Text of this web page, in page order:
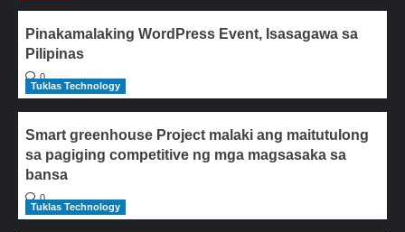
Pinakamalaking WordPress Event, Isasagawa sa
Pilipinas
0
Tuklas Technology
Smart greenhouse Project malaki ang maitutulong
sa pagiging competitive ng mga magsasaka sa
bansa
0
Tuklas Technology